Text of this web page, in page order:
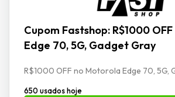
Cupom Fastshop: R$1000
Edge 70, 5G, Gadget Gray
R$1000 OFF no Motorola Edge 70, 5G,
650 usados hoje